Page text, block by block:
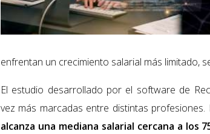
enfrentan un crecimiento salarial más limitado,
El estudio desarrollado por el software de
vez más marcadas entre distintas profesiones.
alcanza una mediana salarial cercana a los